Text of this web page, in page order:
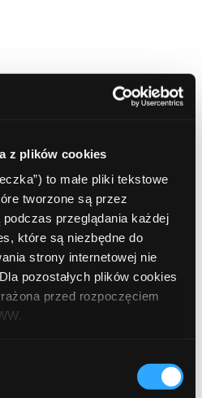
z plików cookies
to małe pliki tekstowe
tworzone są przez
przeglądania każdej
które są niezbędne do
strony internetowej nie
pozostałych plików cookies
przed rozpoczęciem
cookies. Więcej:
Polityka